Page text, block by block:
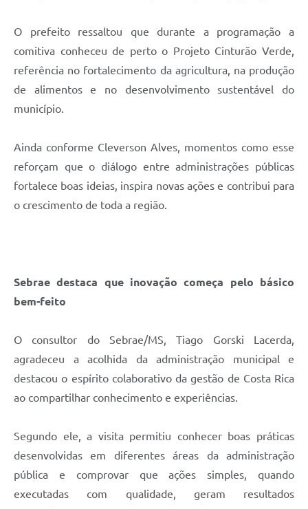
O prefeito ressaltou que durante a programação a
comitiva conheceu de perto o Projeto Cinturão Verde,
referência no fortalecimento da agricultura, na produção
de alimentos e no desenvolvimento sustentável do
município.
Ainda conforme Cleverson Alves, momentos como esse
reforçam que o diálogo entre administrações públicas
fortalece boas ideias, inspira novas ações e contribui para
o crescimento de toda a região.
Sebrae destaca que inovação começa pelo básico
bem-feito
O consultor do Sebrae/MS, Tiago Gorski Lacerda,
agradeceu a acolhida da administração municipal e
destacou o espírito colaborativo da gestão de Costa Rica
ao compartilhar conhecimento e experiências.
Segundo ele, a visita permitiu conhecer boas práticas
desenvolvidas em diferentes áreas da administração
pública e comprovar que ações simples, quando
executadas com qualidade, geram resultados